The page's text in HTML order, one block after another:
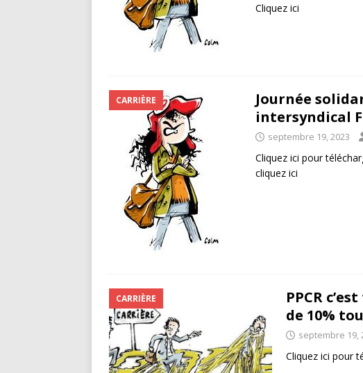
Cliquez ici
CARRIÈRE
Journée
intersyndical
septembre 19, 2023
Cliquez ici pour
cliquez ici
CARRIÈRE
PPCR
de 10%
septembre 19,
Cliquez ici pour